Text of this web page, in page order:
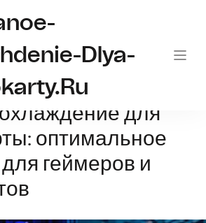
Dlya-
Водяное охлаждение для
для
оптимальное
геймеров и